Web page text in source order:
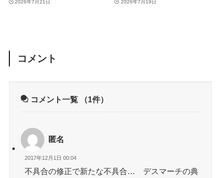
2026年7月21日
同アプリを使用中のユーザ
2026年7月19日
コメント
コメント一覧 （1件）
匿名
2017年12月1日 00:04
不具合の修正で新たな不具合… デスマーチの典